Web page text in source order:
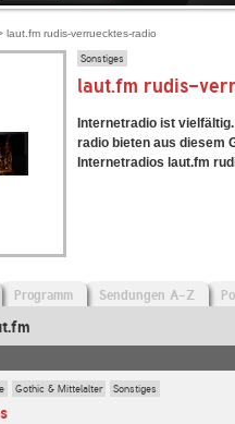
laut.fm rudis-verruecktes-radio
Sonstiges
laut.fm rudis-
Internetradio ist
radio bieten aus diesem
Internetradios laut.fm
Programm Sendungen A-Z
Gothic & Mittelalter Sonstiges